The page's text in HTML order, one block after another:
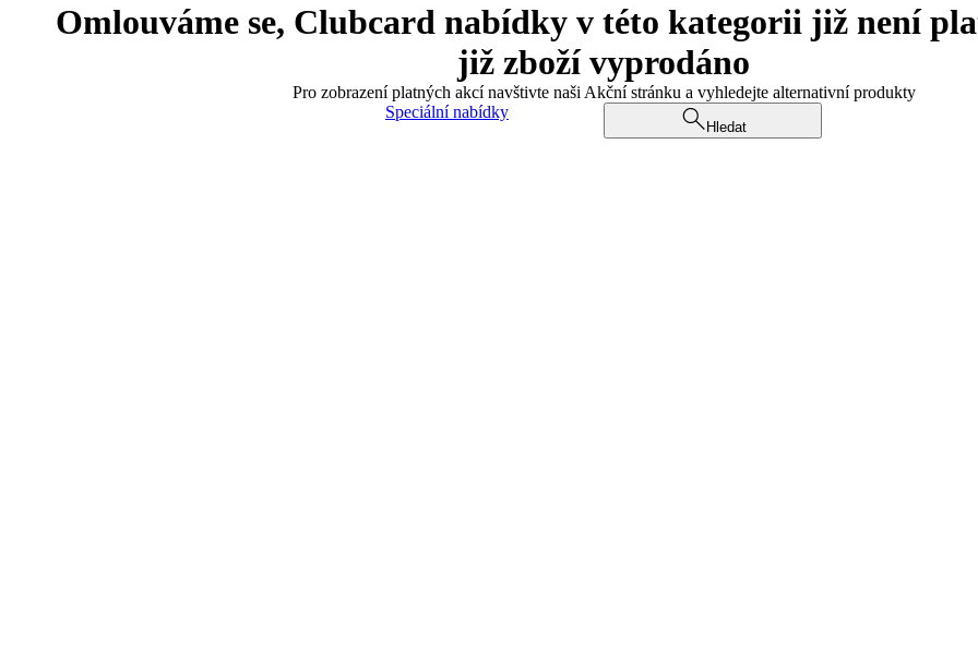
Omlouváme se, Clubcard nabídky v této kategorii již není
již zboží vyprodáno
Pro zobrazení platných akcí navštivte naši Akční stránku a vyhledejte alternativní produkty
Speciální nabídky
Hledat